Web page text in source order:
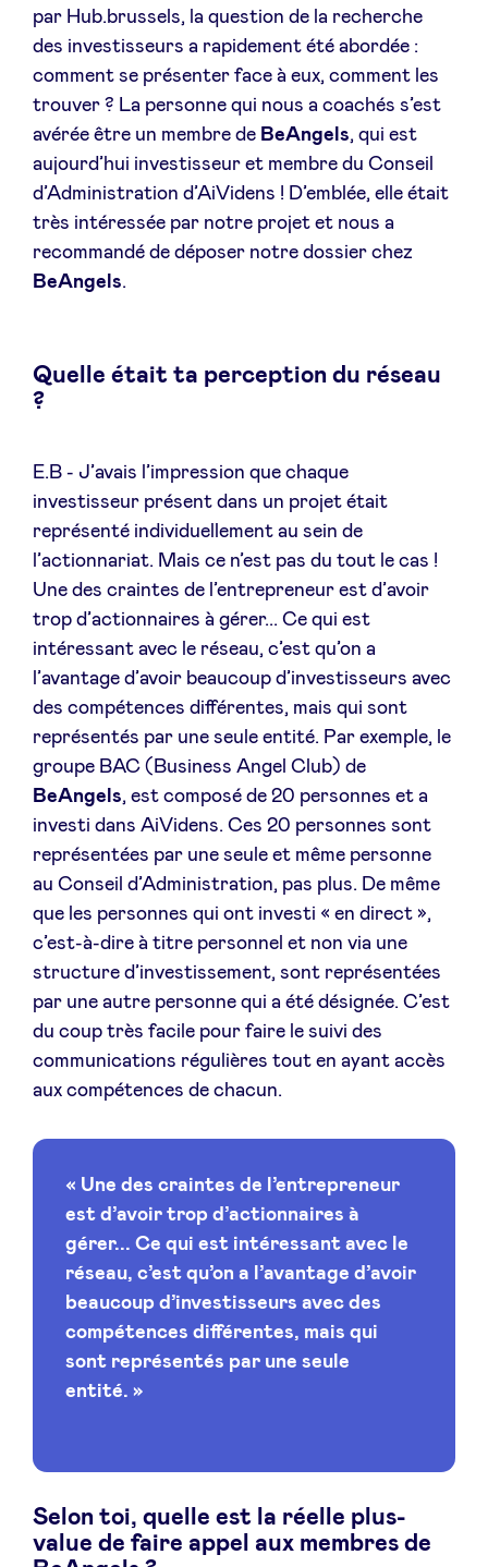
par Hub.brussels, la question de la recherche
des investisseurs a rapidement été abordée :
comment se présenter face à eux, comment les
trouver ? La personne qui nous a coachés s’est
avérée être un membre de BeAngels, qui est
aujourd’hui investisseur et membre du Conseil
d’Administration d’AiVidens ! D’emblée, elle était
très intéressée par notre projet et nous a
recommandé de déposer notre dossier chez
BeAngels.
Quelle était ta perception du réseau
?
E.B - J’avais l’impression que chaque
investisseur présent dans un projet était
représenté individuellement au sein de
l’actionnariat. Mais ce n’est pas du tout le cas !
Une des craintes de l’entrepreneur est d’avoir
trop d’actionnaires à gérer... Ce qui est
intéressant avec le réseau, c’est qu’on a
l’avantage d’avoir beaucoup d’investisseurs avec
des compétences différentes, mais qui sont
représentés par une seule entité. Par exemple, le
groupe BAC (Business Angel Club) de
BeAngels, est composé de 20 personnes et a
investi dans AiVidens. Ces 20 personnes sont
représentées par une seule et même personne
au Conseil d’Administration, pas plus. De même
que les personnes qui ont investi « en direct »,
c’est-à-dire à titre personnel et non via une
structure d’investissement, sont représentées
par une autre personne qui a été désignée. C’est
du coup très facile pour faire le suivi des
communications régulières tout en ayant accès
aux compétences de chacun.
« Une des craintes de l’entrepreneur
est d’avoir trop d’actionnaires à
gérer... Ce qui est intéressant avec le
réseau, c’est qu’on a l’avantage d’avoir
beaucoup d’investisseurs avec des
compétences différentes, mais qui
sont représentés par une seule
entité. »
Selon toi, quelle est la réelle plus-
value de faire appel aux membres de